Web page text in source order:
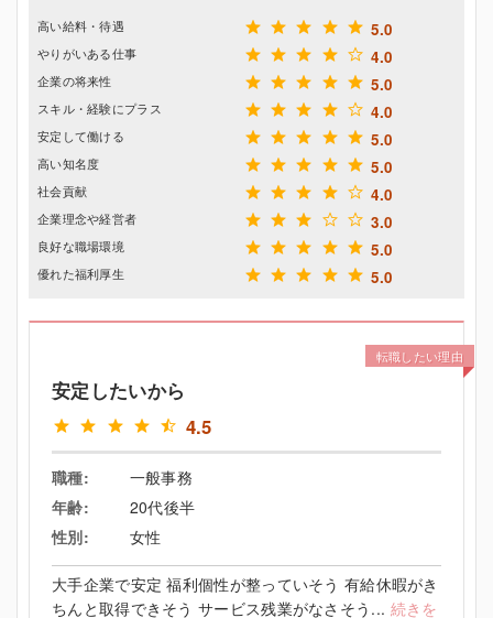
高い給料・待遇 5.0
やりがいある仕事 4.0
企業の将来性 5.0
スキル・経験にプラス 4.0
安定して働ける 5.0
高い知名度 5.0
社会貢献 4.0
企業理念や経営者 3.0
良好な職場環境 5.0
優れた福利厚生 5.0
転職したい理由
安定したいから
4.5
職種:
一般事務
年齢:
20代後半
性別:
女性
大手企業で安定 福利個性が整っていそう 有給休暇がき
ちんと取得できそう サービス残業がなさそう... 続きを